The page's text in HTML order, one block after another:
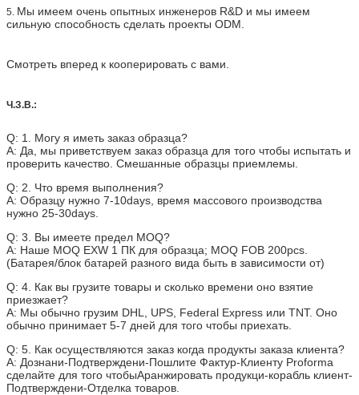
5. Мы имеем очень опытных инженеров R&D и мы имеем
сильную способность сделать проекты ODM.
Смотреть вперед к кооперировать с вами.
Ч.З.В.:
Q: 1. Могу я иметь заказ образца?
A: Да, мы приветствуем заказ образца для того чтобы испытать и
проверить качество. Смешанные образцы приемлемы.
Q: 2. Что время выполнения?
A: Образцу нужно 7-10days, время массового производства
нужно 25-30days.
Q: 3. Вы имеете предел MOQ?
A: Наше MOQ EXW 1 ПК для образца; MOQ FOB 200pcs.
(Батарея/блок батарей разного вида быть в зависимости от)
Q: 4. Как вы грузите товары и сколько времени оно взятие
приезжает?
A: Мы обычно грузим DHL, UPS, Federal Express или TNT. Оно
обычно принимает 5-7 дней для того чтобы приехать.
Q: 5. Как осуществляются заказ когда продукты заказа клиента?
A: Дознани-Подтверждени-Пошлите Фактур-Клиенту Proforma
сделайте для того чтобыАранжировать продукци-корабль клиент-
Подтверждени-Отделка товаров.